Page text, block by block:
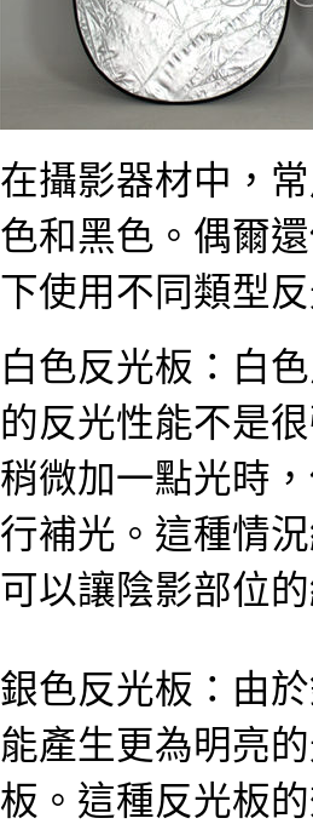
在攝影器材中，
色和黑色。偶爾
下使用不同類型
白色反光板：白
的反光性能不是
稍微加一點光時
行補光。這種情
可以讓陰影部位
銀色反光板：由
能產生更為明亮
板。這種反光板